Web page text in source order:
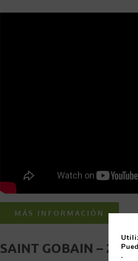
MÁS INFORMACIÓN
SAINT GOBAIN – 26.